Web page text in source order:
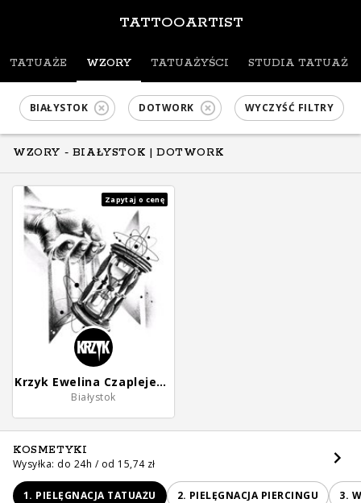
TATTOOARTIST
TATUAŻE WZORY TATUAŻYŚCI STUDIA TATUAŻU
BIAŁYSTOK DOTWORK WYCZYŚĆ FILTRY
WZORY - BIAŁYSTOK | DOTWORK
Zapytaj o cenę
Krzyk Ewelina Czaplejewicz
Białystok
KOSMETYKI
Wysyłka: do 24h / od 15,74 zł
1. PIELĘGNACJA TATUAŻU 2. PIELĘGNACJA PIERCINGU 3.